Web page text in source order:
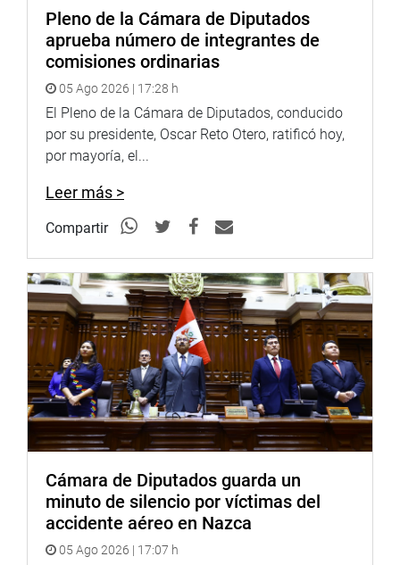
comisión el auspicio de los concursos nacionales de
periodismo de investigación que promovió esa institución
los años 2014 y 2015.
A la sesión asistieron los congresistas Marisol Espinoza
Cruz (APP); Gino Costa Santolalla (PPK); Yeni Vilcatoma
De la Cruz (NA); Jorge Castro Bravo (FA); Maurice Mulder
Bedoya (CPA); Víctor Andrés García Belaunde (AP); y
Lourdes Alcorta Suero (FP).
PRENSA-CONGRESO (Jarvi)
Puede encontrar más información en nuestra página web
y redes sociales.
http://www.congreso.gob.pe/
Pleno de la Cámara de Diputados
aprueba número de integrantes de
comisiones ordinarias
05 Ago 2026 | 17:28 h
El Pleno de la Cámara de Diputados, conducido
por su presidente, Oscar Reto Otero, ratificó hoy,
por mayoría, el...
Leer más >
Compartir
Cámara de Diputados guarda un
minuto de silencio por víctimas del
accidente aéreo en Nazca
05 Ago 2026 | 17:07 h